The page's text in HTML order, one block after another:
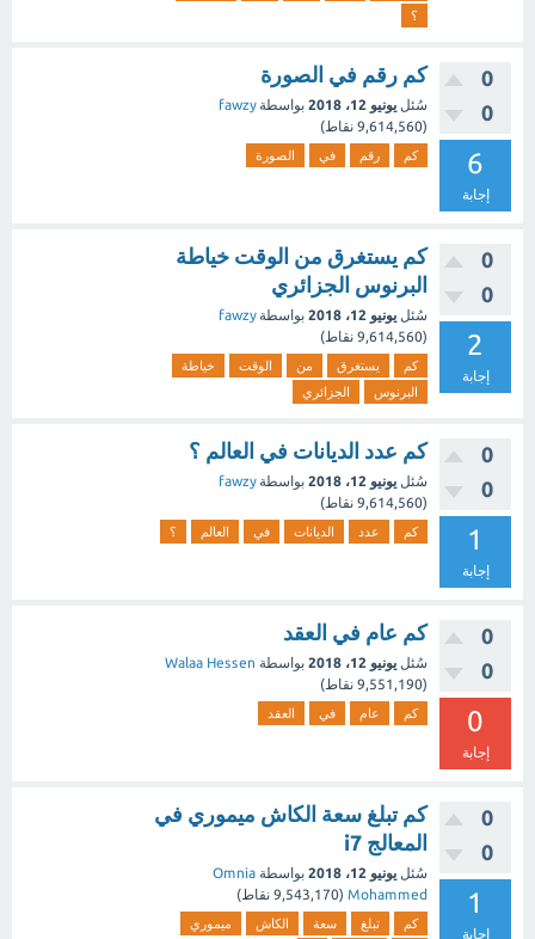
؟
0
0
6
إجابة
كم رقم في الصورة
سُئل يونيو 12، 2018 بواسطةfawzy
(
9,614,560 نقاط)
كم رقم في الصورة
0
0
2
إجابة
كم يستغرق من الوقت خياطة
البرنوس الجزائري
سُئل يونيو 12، 2018 بواسطةfawzy
(
9,614,560 نقاط)
كم يستغرق من الوقت
خياطة
البرنوس
الجزائري
0
0
1
إجابة
كم عدد الديانات في العالم ؟
سُئل يونيو 12، 2018 بواسطةfawzy
(
9,614,560 نقاط)
كم عدد الديانات في العالم ؟
0
0
0
إجابة
كم عام في العقد
سُئل يونيو 12، 2018 بواسطة Walaa Hessen
(
9,551,190 نقاط)
كم عام في العقد
0
0
1
إجابة
كم تبلغ سعة الكاش ميموري في
المعالج i7
سُئل يونيو 12، 2018 بواسطة Omnia
Mohammed
(
9,543,170 نقاط)
كم تبلغ سعة الكاش ميموري